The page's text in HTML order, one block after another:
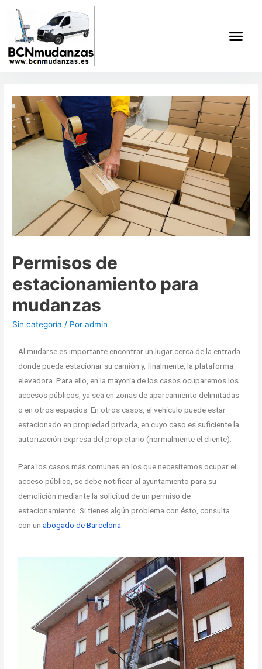
Permisos de
estacionamiento para
mudanzas
Sin categoría / Poradmin
Al mudarse es importante encontrar un lugar cerca de la entrada
donde pueda estacionar su camión y, finalmente, la plataforma
elevadora. Para ello, en la mayoría de los casos ocuparemos los
accesos públicos, ya sea en zonas de aparcamiento delimitadas
o en otros espacios. En otros casos, el vehículo puede estar
estacionado en propiedad privada, en cuyo caso es suficiente la
autorización expresa del propietario (normalmente el cliente).
Para los casos más comunes en los que necesitemos ocupar el
acceso público, se debe notificar al ayuntamiento para su
demolición mediante la solicitud de un permiso de
estacionamiento. Si tienes algún problema con ésto, consulta
con unabogado de Barcelona